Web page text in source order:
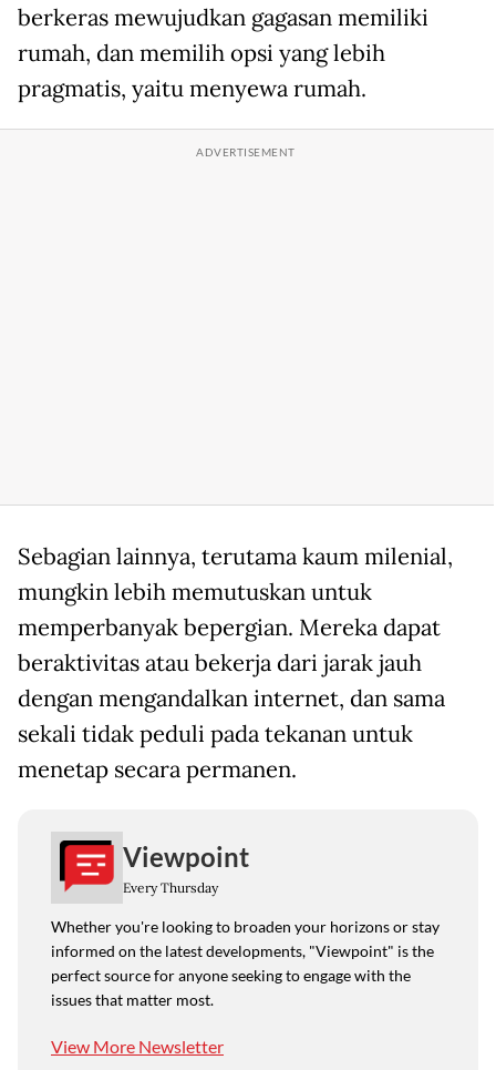
berkeras mewujudkan gagasan memiliki
rumah, dan memilih opsi yang lebih
pragmatis, yaitu menyewa rumah.
Sebagian lainnya, terutama kaum milenial,
mungkin lebih memutuskan untuk
memperbanyak bepergian. Mereka dapat
beraktivitas atau bekerja dari jarak jauh
dengan mengandalkan internet, dan sama
sekali tidak peduli pada tekanan untuk
menetap secara permanen.
Viewpoint
Every Thursday
Whether you're looking to broaden your horizons or stay
informed on the latest developments, "Viewpoint" is the
perfect source for anyone seeking to engage with the
issues that matter most.
View More Newsletter